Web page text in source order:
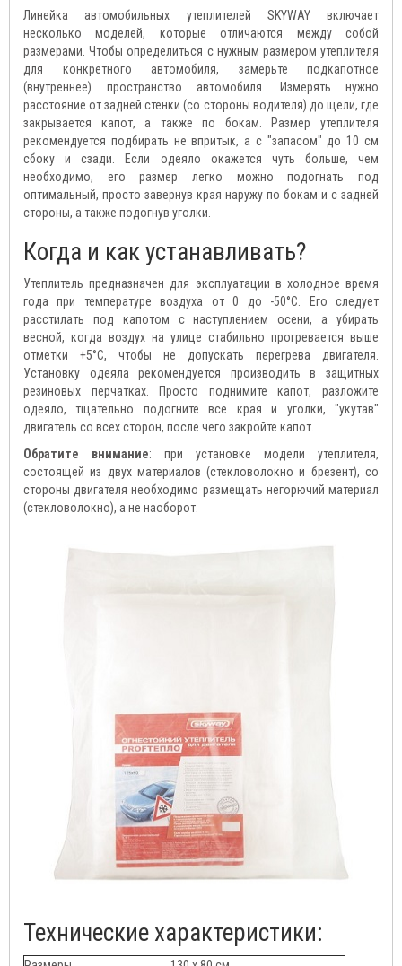
Линейка автомобильных утеплителей SKYWAY включает
несколько моделей, которые отличаются между собой
размерами. Чтобы определиться с нужным размером утеплителя
для конкретного автомобиля, замерьте подкапотное
(внутреннее) пространство автомобиля. Измерять нужно
расстояние от задней стенки (со стороны водителя) до щели, где
закрывается капот, а также по бокам. Размер утеплителя
рекомендуется подбирать не впритык, а с "запасом" до 10 см
сбоку и сзади. Если одеяло окажется чуть больше, чем
необходимо, его размер легко можно подогнать под
оптимальный, просто завернув края наружу по бокам и с задней
стороны, а также подогнув уголки.
Когда и как устанавливать?
Утеплитель предназначен для эксплуатации в холодное время
года при температуре воздуха от 0 до -50°С. Его следует
расстилать под капотом с наступлением осени, а убирать
весной, когда воздух на улице стабильно прогревается выше
отметки +5°С, чтобы не допускать перегрева двигателя.
Установку одеяла рекомендуется производить в защитных
резиновых перчатках. Просто поднимите капот, разложите
одеяло, тщательно подогните все края и уголки, "укутав"
двигатель со всех сторон, после чего закройте капот.
Обратите внимание: при установке модели утеплителя,
состоящей из двух материалов (стекловолокно и брезент), со
стороны двигателя необходимо размещать негорючий материал
(стекловолокно), а не наоборот.
Технические характеристики: